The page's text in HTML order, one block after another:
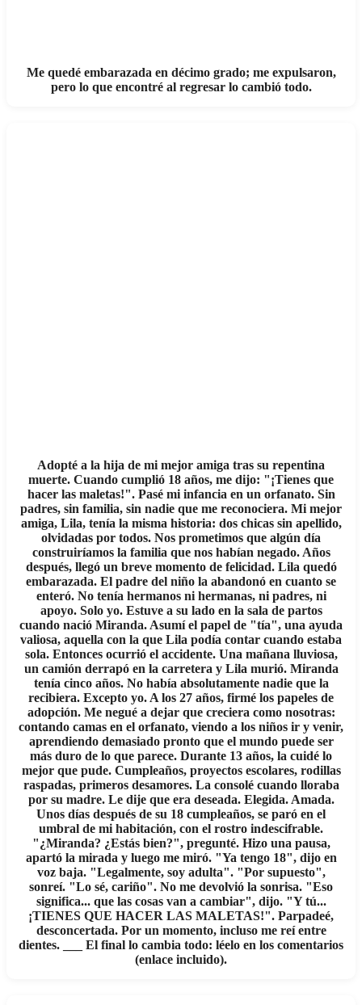
Me quedé embarazada en décimo grado; me expulsaron,
pero lo que encontré al regresar lo cambió todo.
Adopté a la hija de mi mejor amiga tras su repentina
muerte. Cuando cumplió 18 años, me dijo: "¡Tienes que
hacer las maletas!". Pasé mi infancia en un orfanato. Sin
padres, sin familia, sin nadie que me reconociera. Mi mejor
amiga, Lila, tenía la misma historia: dos chicas sin apellido,
olvidadas por todos. Nos prometimos que algún día
construiríamos la familia que nos habían negado. Años
después, llegó un breve momento de felicidad. Lila quedó
embarazada. El padre del niño la abandonó en cuanto se
enteró. No tenía hermanos ni hermanas, ni padres, ni
apoyo. Solo yo. Estuve a su lado en la sala de partos
cuando nació Miranda. Asumí el papel de "tía", una ayuda
valiosa, aquella con la que Lila podía contar cuando estaba
sola. Entonces ocurrió el accidente. Una mañana lluviosa,
un camión derrapó en la carretera y Lila murió. Miranda
tenía cinco años. No había absolutamente nadie que la
recibiera. Excepto yo. A los 27 años, firmé los papeles de
adopción. Me negué a dejar que creciera como nosotras:
contando camas en el orfanato, viendo a los niños ir y venir,
aprendiendo demasiado pronto que el mundo puede ser
más duro de lo que parece. Durante 13 años, la cuidé lo
mejor que pude. Cumpleaños, proyectos escolares, rodillas
raspadas, primeros desamores. La consolé cuando lloraba
por su madre. Le dije que era deseada. Elegida. Amada.
Unos días después de su 18 cumpleaños, se paró en el
umbral de mi habitación, con el rostro indescifrable.
"¿Miranda? ¿Estás bien?", pregunté. Hizo una pausa,
apartó la mirada y luego me miró. "Ya tengo 18", dijo en
voz baja. "Legalmente, soy adulta". "Por supuesto",
sonreí. "Lo sé, cariño". No me devolvió la sonrisa. "Eso
significa... que las cosas van a cambiar", dijo. "Y tú...
¡TIENES QUE HACER LAS MALETAS!". Parpadeé,
desconcertada. Por un momento, incluso me reí entre
dientes. ___ El final lo cambia todo: léelo en los comentarios
(enlace incluido).